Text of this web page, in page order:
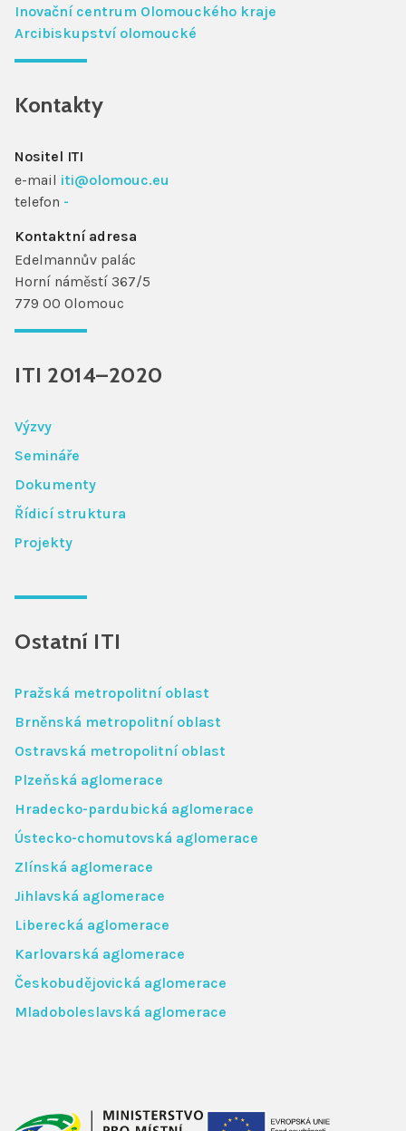
Inovační centrum Olomouckého kraje
Arcibiskupství olomoucké
Kontakty
Nositel ITI
e-mail iti@olomouc.eu
telefon -
Kontaktní adresa
Edelmannův palác
Horní náměstí 367/5
779 00 Olomouc
ITI 2014–2020
Výzvy
Semináře
Dokumenty
Řídicí struktura
Projekty
Ostatní ITI
Pražská metropolitní oblast
Brněnská metropolitní oblast
Ostravská metropolitní oblast
Plzeňská aglomerace
Hradecko-pardubická aglomerace
Ústecko-chomutovská aglomerace
Zlínská aglomerace
Jihlavská aglomerace
Liberecká aglomerace
Karlovarská aglomerace
Českobudějovická aglomerace
Mladoboleslavská aglomerace